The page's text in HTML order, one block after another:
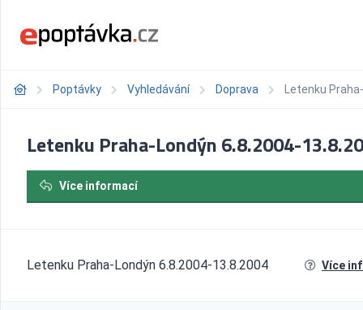
Poptávky Vyhledávání Doprava Letenku
Letenku Praha-Londýn 6.8.2004-
Více informací
Letenku Praha-Londýn 6.8.2004-13.8.2004 Více